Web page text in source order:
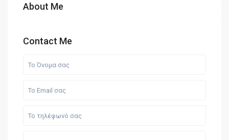
About Me
Contact Me